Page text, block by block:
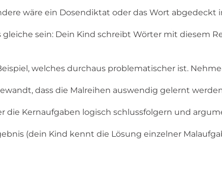
wäre ein Dosendiktat oder das Wort abgedeckt
gleiche sein: Dein Kind schreibt Wörter mit diesem
welches durchaus problematischer ist.
dass die Malreihen auswendig gelernt
die Kernaufgaben logisch schlussfolgern und
(dein Kind kennt die Lösung einzelner